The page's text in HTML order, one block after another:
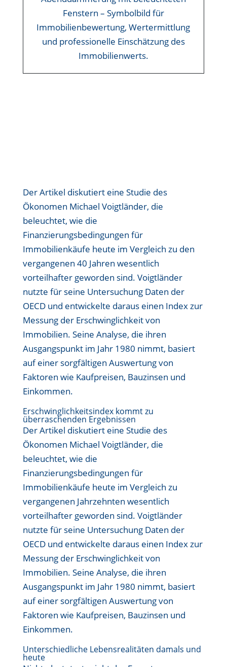
Der Artikel diskutiert eine Studie des
Ökonomen Michael Voigtländer, die
beleuchtet, wie die
Finanzierungsbedingungen für
Immobilienkäufe heute im Vergleich zu den
vergangenen 40 Jahren wesentlich
vorteilhafter geworden sind. Voigtländer
nutzte für seine Untersuchung Daten der
OECD und entwickelte daraus einen Index zur
Messung der Erschwinglichkeit von
Immobilien. Seine Analyse, die ihren
Ausgangspunkt im Jahr 1980 nimmt, basiert
auf einer sorgfältigen Auswertung von
Faktoren wie Kaufpreisen, Bauzinsen und
Einkommen.
Erschwinglichkeitsindex kommt zu
überraschenden Ergebnissen
Der Artikel diskutiert eine Studie des
Ökonomen Michael Voigtländer, die
beleuchtet, wie die
Finanzierungsbedingungen für
Immobilienkäufe heute im Vergleich zu
vergangenen Jahrzehnten wesentlich
vorteilhafter geworden sind. Voigtländer
nutzte für seine Untersuchung Daten der
OECD und entwickelte daraus einen Index zur
Messung der Erschwinglichkeit von
Immobilien. Seine Analyse, die ihren
Ausgangspunkt im Jahr 1980 nimmt, basiert
auf einer sorgfältigen Auswertung von
Faktoren wie Kaufpreisen, Bauzinsen und
Einkommen.
Unterschiedliche Lebensrealitäten damals und
heute